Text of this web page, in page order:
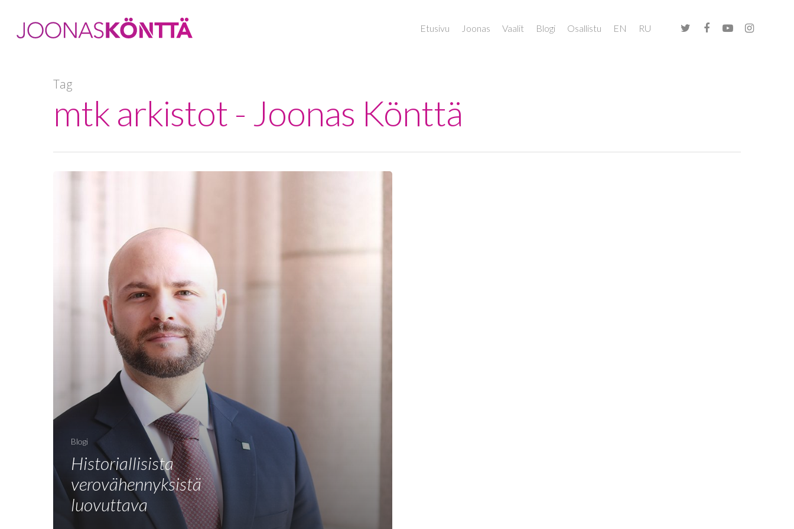
Etusivu Joonas Vaalit Blogi Osallistu EN RU
Tag
mtk arkistot - Joonas Könttä
Blogi
Historiallisista
verovähennyksistä
luovuttava